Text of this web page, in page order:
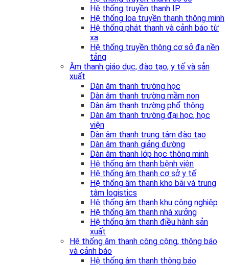
Hệ thống truyền thanh IP
Hệ thống loa truyền thanh thông minh
Hệ thống phát thanh và cảnh báo từ
xa
Hệ thống truyền thông cơ sở đa nền
tảng
Âm thanh giáo dục, đào tạo, y tế và sản
xuất
Dàn âm thanh trường học
Dàn âm thanh trường mầm non
Dàn âm thanh trường phổ thông
Dàn âm thanh trường đại học, học
viện
Dàn âm thanh trung tâm đào tạo
Dàn âm thanh giảng đường
Dàn âm thanh lớp học thông minh
Hệ thống âm thanh bệnh viện
Hệ thống âm thanh cơ sở y tế
Hệ thống âm thanh kho bãi và trung
tâm logistics
Hệ thống âm thanh khu công nghiệp
Hệ thống âm thanh nhà xưởng
Hệ thống âm thanh điều hành sản
xuất
Hệ thống âm thanh công cộng, thông báo
và cảnh báo
Hệ thống âm thanh thông báo